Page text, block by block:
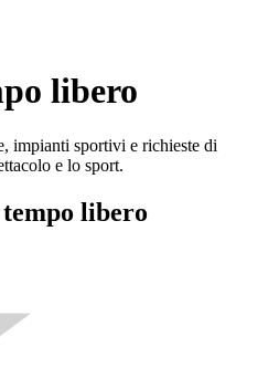
libero
impianti sportivi e richieste di
e lo sport.
libero